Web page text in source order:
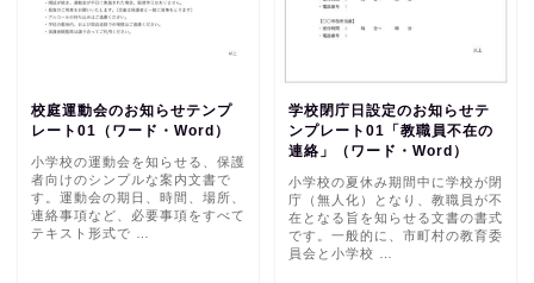
校庭運動会のお知らせテンプ
レート01（ワード・Word）
小学校の運動会を知らせる、保護
者向けのシンプルな案内文書で
す。運動会の期日、時間、場所、
連絡事項など、必要事項をすべて
テキスト形式で …
学校閉庁日設定のお知らせテ
ンプレート01「教職員不在の
連絡」（ワード・Word）
小学校の夏休み期間中に学校が閉
庁（無人化）となり、教職員が不
在となる旨を知らせる文書の書式
です。一般的に、市町村の教育委
員会と小学校 …